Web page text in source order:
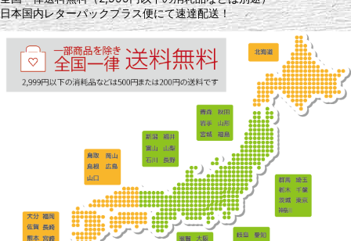
日本国内レターパックプラス便にて速達配送！